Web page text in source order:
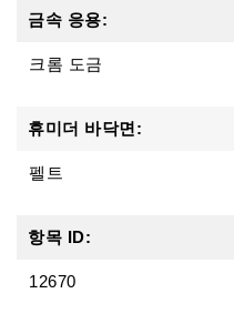
금속 응용:
크롬 도금
휴미더 바닥면:
펠트
항목 ID:
12670